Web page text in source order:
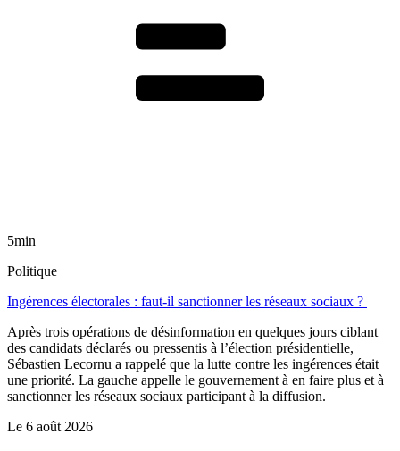
5min
Politique
Ingérences électorales : faut-il sanctionner les réseaux sociaux ?
Après trois opérations de désinformation en quelques jours ciblant
des candidats déclarés ou pressentis à l’élection présidentielle,
Sébastien Lecornu a rappelé que la lutte contre les ingérences était
une priorité. La gauche appelle le gouvernement à en faire plus et à
sanctionner les réseaux sociaux participant à la diffusion.
Le 6 août 2026